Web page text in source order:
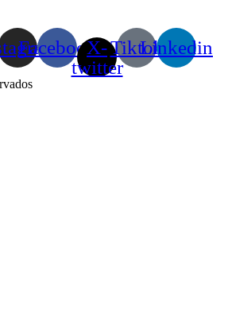
FacebookX-
twitter
TiktokLinkedin